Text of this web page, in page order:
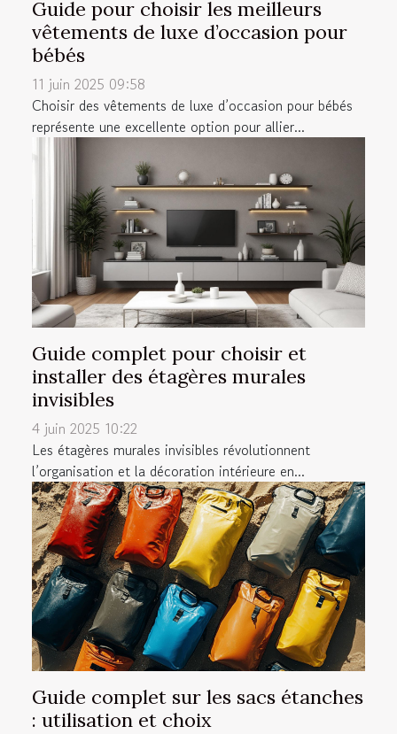
Guide pour choisir les meilleurs
vêtements de luxe d’occasion pour
bébés
11 juin 2025 09:58
Choisir des vêtements de luxe d’occasion pour bébés
représente une excellente option pour allier...
Guide complet pour choisir et
installer des étagères murales
invisibles
4 juin 2025 10:22
Les étagères murales invisibles révolutionnent
l’organisation et la décoration intérieure en...
Guide complet sur les sacs étanches
: utilisation et choix